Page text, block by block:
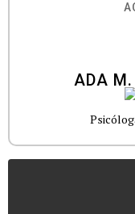
ADA M.